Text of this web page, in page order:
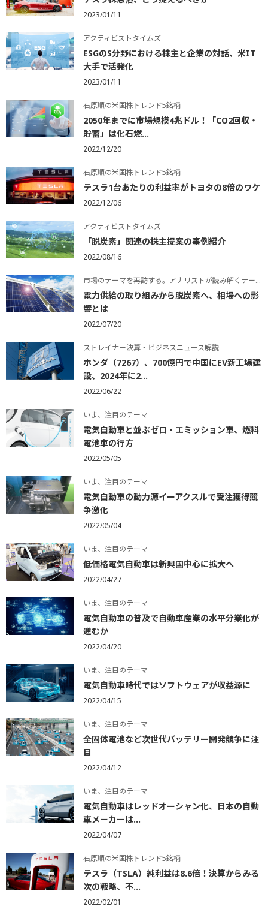
2023/01/11
アクティビストタイムズ
ESGのS分野における株主と企業の対話、米IT
大手で活発化
2023/01/11
石原順の米国株トレンド5銘柄
2050年までに市場規模4兆ドル！「CO2回収・
貯蓄」は化石燃...
2022/12/20
石原順の米国株トレンド5銘柄
テスラ1台あたりの利益率がトヨタの8倍のワケ
2022/12/06
アクティビストタイムズ
「脱炭素」関連の株主提案の事例紹介
2022/08/16
市場のテーマを再訪する。アナリストが読み解くテーマの本質
電力供給の取り組みから脱炭素へ、相場への影
響とは
2022/07/20
ストレイナー決算・ビジネスニュース解説
ホンダ（7267）、700億円で中国にEV新工場建
設、2024年に2...
2022/06/22
いま、注目のテーマ
電気自動車と並ぶゼロ・エミッション車、燃料
電池車の行方
2022/05/05
いま、注目のテーマ
電気自動車の動力源イーアクスルで受注獲得競
争激化
2022/05/04
いま、注目のテーマ
低価格電気自動車は新興国中心に拡大へ
2022/04/27
いま、注目のテーマ
電気自動車の普及で自動車産業の水平分業化が
進むか
2022/04/20
いま、注目のテーマ
電気自動車時代ではソフトウェアが収益源に
2022/04/15
いま、注目のテーマ
全固体電池など次世代バッテリー開発競争に注
目
2022/04/12
いま、注目のテーマ
電気自動車はレッドオーシャン化、日本の自動
車メーカーは...
2022/04/07
石原順の米国株トレンド5銘柄
テスラ（TSLA）純利益は8.6倍！決算からみる
次の戦略、不...
2022/02/01